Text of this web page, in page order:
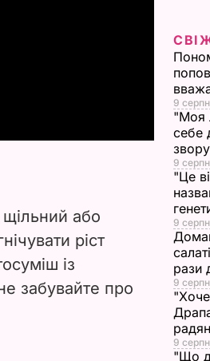
або
ріст
із
забувайте про
9
"Моя
себе
9
"Це
9
рази
9
9
"Що